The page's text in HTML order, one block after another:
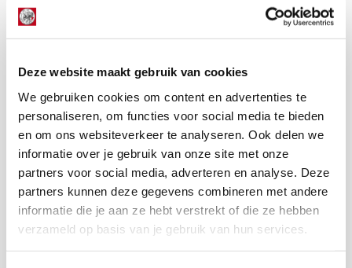
Deze website maakt gebruik van cookies
We gebruiken cookies om content en advertenties te
personaliseren, om functies voor social media te bieden
en om ons websiteverkeer te analyseren. Ook delen we
informatie over je gebruik van onze site met onze
partners voor social media, adverteren en analyse. Deze
partners kunnen deze gegevens combineren met andere
informatie die je aan ze hebt verstrekt of die ze hebben
verzameld op basis van je gebruik van hun services.
geef dán pas je oordeel. Godts zei precies helemaal niks
verkeerd. Dit soort stom gedoe is voor spelers in elk
geval reden om waar het kan steeds minder interviews
Dat wil ik niet, maar ik begrijp het steeds beter.
AANBEVOLEN
Met welke selecties trad Frank
de Boer vijf keer aan tegen PSV?
Bekijk alle berichten van Floris Roos